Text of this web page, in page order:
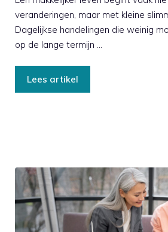
veranderingen, maar met kleine
Dagelijkse handelingen die weinig
op de lange termijn …
Lees artikel